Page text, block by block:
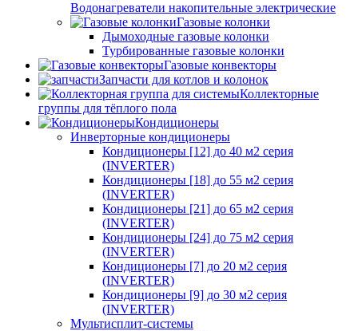
Водонагреватели накопительные электрические
Газовые колонки
Дымоходные газовые колонки
Турбированные газовые колонки
Газовые конвекторы
Запчасти для котлов и колонок
Коллекторные
группы для тёплого пола
Кондиционеры
Инверторные кондиционеры
Кондиционеры [12] до 40 м2 серия
(INVERTER)
Кондиционеры [18] до 55 м2 серия
(INVERTER)
Кондиционеры [21] до 65 м2 серия
(INVERTER)
Кондиционеры [24] до 75 м2 серия
(INVERTER)
Кондиционеры [7] до 20 м2 серия
(INVERTER)
Кондиционеры [9] до 30 м2 серия
(INVERTER)
Мультисплит-системы